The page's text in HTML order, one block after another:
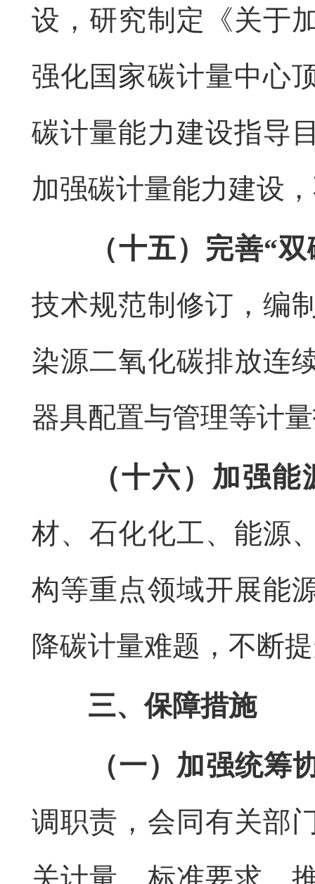
设，研究制定《关于
强化国家碳计量中心
碳计量能力建设指导
加强碳计量能力建设
（十五）完善“
技术规范制修订，编
染源二氧化碳排放连
器具配置与管理等计
（十六）加强
材、石化化工、能源
构等重点领域开展能
降碳计量难题，不断
三、保障措施
（一）加强统筹
调职责，会同有关部